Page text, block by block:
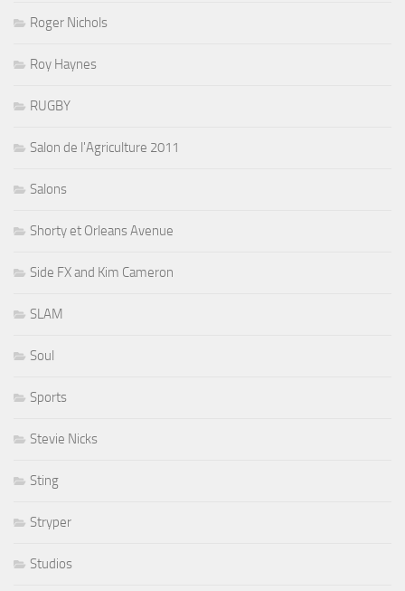
Roger Nichols
Roy Haynes
RUGBY
Salon de l'Agriculture 2011
Salons
Shorty et Orleans Avenue
Side FX and Kim Cameron
SLAM
Soul
Sports
Stevie Nicks
Sting
Stryper
Studios